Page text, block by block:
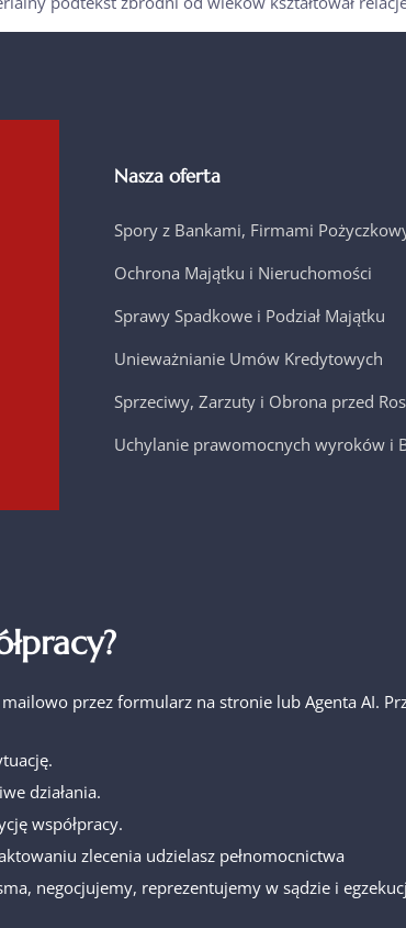
Nasza oferta
Spory z Bankami, Firmami
Ochrona Majątku i Nieruchomości
Sprawy Spadkowe i Podział Majątku
Unieważnianie Umów Kredytowych
Sprzeciwy, Zarzuty i Obrona przed
Uchylanie prawomocnych wyroków i
przez formularz na stronie lub Agenta AI.
działania.
współpracy.
zlecenia udzielasz pełnomocnictwa
negocjujemy, reprezentujemy w sądzie i